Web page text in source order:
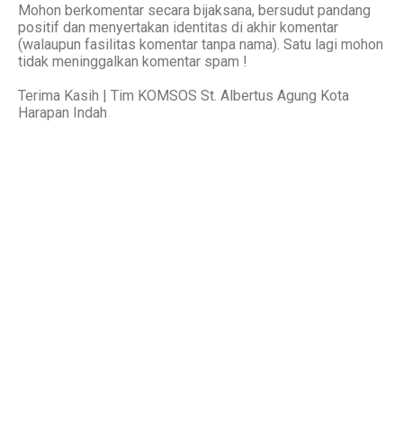
Mohon berkomentar secara bijaksana, bersudut pandang
positif dan menyertakan identitas di akhir komentar
(walaupun fasilitas komentar tanpa nama). Satu lagi mohon
tidak meninggalkan komentar spam !
Terima Kasih | Tim KOMSOS St. Albertus Agung Kota
Harapan Indah